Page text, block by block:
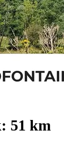
51 km